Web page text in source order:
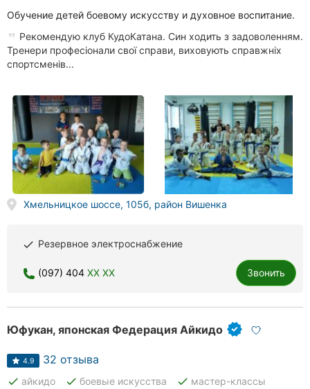
Сумы
Ивано-
Франковск
Ужгород
Обучение детей боевому искусству и духовное воспитание.
Рекомендую клуб КудоКатана. Син ходить з задоволенням.
Тренери професіонали свої справи, виховують справжніх
спортсменів...
Хмельницкое шоссе, 105б, район Вишенка
done Резервное электроснабжение
(097) 404 XX XX Звонить
Юфукан, японская Федерация Айкидо
4.9 32 отзыва
done айкидо done боевые искусства done мастер-классы